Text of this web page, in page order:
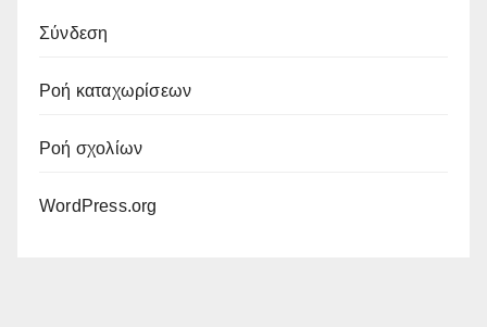
Σύνδεση
Ροή καταχωρίσεων
Ροή σχολίων
WordPress.org